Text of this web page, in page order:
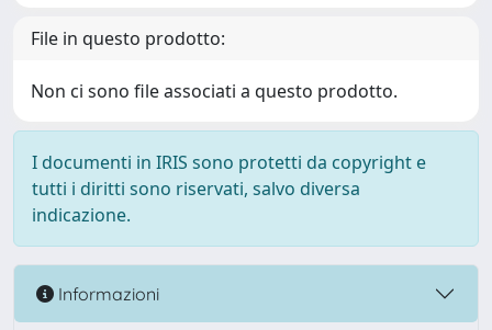
File in questo prodotto:
Non ci sono file associati a questo prodotto.
I documenti in IRIS sono protetti da copyright e
tutti i diritti sono riservati, salvo diversa
indicazione.
Informazioni